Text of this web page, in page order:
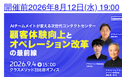
開催前2026年8月12日(水) 19:00